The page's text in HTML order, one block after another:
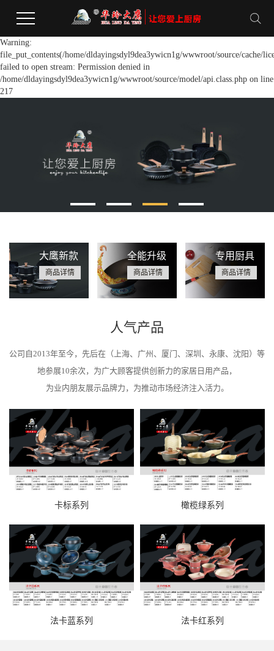
Warning:
file_put_contents(/home/dldayingsdyl9dea3ywicn1g/wwwroot/source/cache/
failed to open stream: Permission denied in
/home/dldayingsdyl9dea3ywicn1g/wwwroot/source/model/api.class.php on line
217
大鹰新款
商品详情
全能升级
商品详情
专用厨具
商品详情
人气产品
公司自2013年至今，先后在（上海、广州、厦门、深圳、永康、沈阳）等
地参展10余次，为广大顾客提供创新力的家居日用产品，
为业内朋友展示品牌力，为推动市场经济注入活力。
卡标系列 橄榄绿系列
法卡蓝系列 法卡红系列